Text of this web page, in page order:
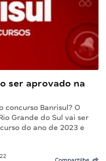
ser aprovado na
Banrisul? O
Grande do Sul vai ser
do ano de 2023 e